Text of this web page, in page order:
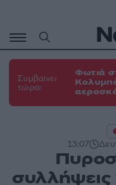
περιεχόμενο
Συμβαίνει
τώρα:
Φωτιά
13:07
συλλήψεις